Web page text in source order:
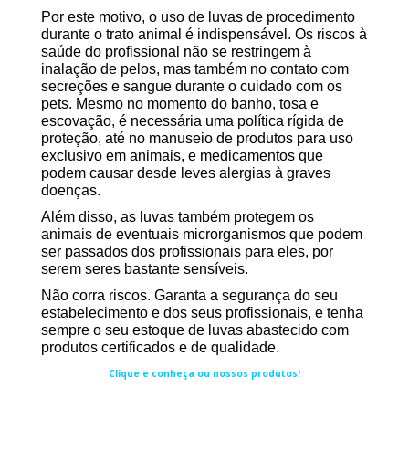
Por este motivo, o uso de luvas de procedimento
durante o trato animal é indispensável. Os riscos à
saúde do profissional não se restringem à
inalação de pelos, mas também no contato com
secreções e sangue durante o cuidado com os
pets. Mesmo no momento do banho, tosa e
escovação, é necessária uma política rígida de
proteção, até no manuseio de produtos para uso
exclusivo em animais, e medicamentos que
podem causar desde leves alergias à graves
doenças.
Além disso, as luvas também protegem os
animais de eventuais microrganismosque podem
ser passados dos profissionais para eles, por
serem seres bastante sensíveis.
Não corra riscos. Garanta a segurança do seu
estabelecimento e dos seus profissionais, e tenha
sempre o seu estoque de luvas abastecido com
produtos certificados e de qualidade.
Clique e conheça ou nossos produtos!